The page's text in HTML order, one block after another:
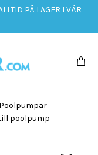
PÅ LAGER I VÅR
Poolpumpar
poolpump